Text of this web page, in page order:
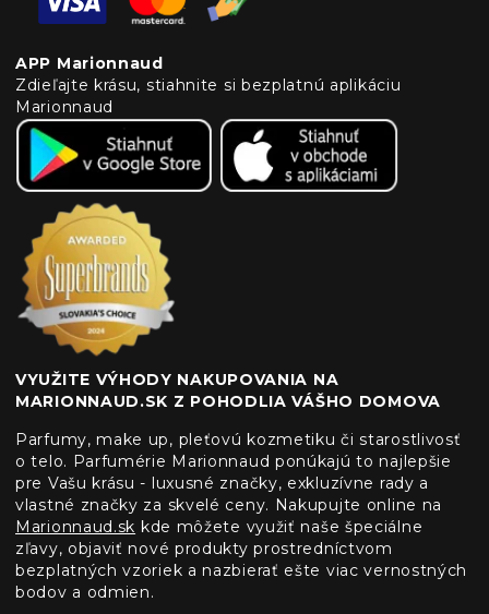
APP Marionnaud
Zdieľajte krásu, stiahnite si bezplatnú aplikáciu
Marionnaud
VYUŽITE VÝHODY NAKUPOVANIA NA
MARIONNAUD.SK Z POHODLIA VÁŠHO DOMOVA
Parfumy, make up, pleťovú kozmetiku či starostlivosť
o telo. Parfumérie Marionnaud ponúkajú to najlepšie
pre Vašu krásu - luxusné značky, exkluzívne rady a
vlastné značky za skvelé ceny. Nakupujte online na
Marionnaud.sk kde môžete využiť naše špeciálne
zľavy, objaviť nové produkty prostredníctvom
bezplatných vzoriek a nazbierať ešte viac vernostných
bodov a odmien.